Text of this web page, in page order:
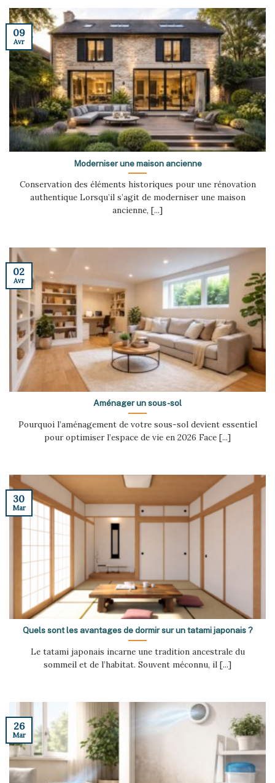
Moderniser une maison ancienne
Conservation des éléments historiques pour une rénovation
authentique Lorsqu’il s’agit de moderniser une maison
ancienne, [...]
09
Avr
Aménager un sous-sol
Pourquoi l’aménagement de votre sous-sol devient essentiel
pour optimiser l’espace de vie en 2026 Face [...]
02
Avr
Quels sont les avantages de dormir sur un tatami japonais ?
Le tatami japonais incarne une tradition ancestrale du
sommeil et de l’habitat. Souvent méconnu, il [...]
30
Mar
26
Mar